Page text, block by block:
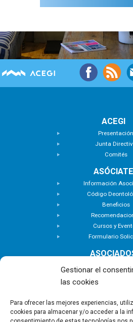
Gestionar el
las cookies
Para ofrecer las mejores experiencias,
cookies para almacenar y/o acceder a la
ACEGI
Presentación
Junta
Comités
ASÓCIATE
Información
Código
Beneficios
Cursos y
Formulario
Zona Privada
Notas de